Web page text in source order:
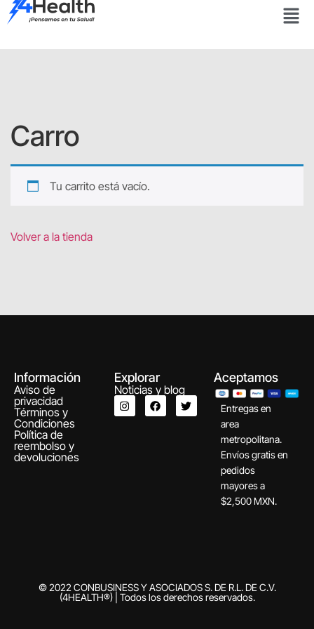
Carro
Tu carrito está vacío.
Volver a la tienda
Información
Aviso de
privacidad
Términos y
Condiciones
Política de
reembolso y
devoluciones
Explorar
Noticias y blog
Aceptamos
Entregas en
area
metropolitana.
Envíos gratis en
pedidos
mayores a
$2,500 MXN.
© 2022 CONBUSINESS Y ASOCIADOS S. DE R.L. DE C.V.
(4HEALTH®) | Todos los derechos reservados.